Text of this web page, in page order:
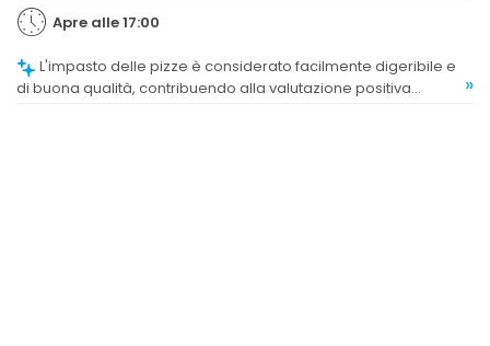
Apre alle 17:00
di buona qualità, contribuendo alla valutazione positiva
»